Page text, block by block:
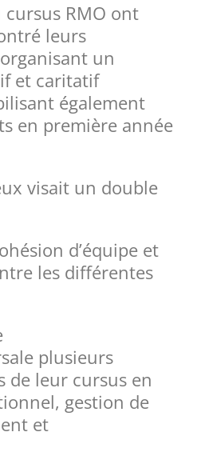
RMO ont
leurs
un
et caritatif
également
en première année
visait un double
d’équipe et
les différentes
plusieurs
de leur cursus en
gestion de
et